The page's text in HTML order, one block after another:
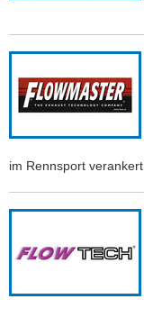
im Rennsport verankert.